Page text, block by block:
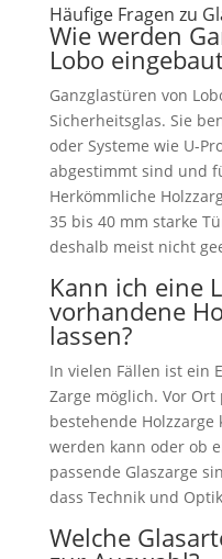
Häufige Fragen zu
Wie werden
Lobo
Ganzglastüren von
Sicherheitsglas. Sie
oder Systeme wie U-
abgestimmt sind und
Herkömmliche
35 bis 40 mm starke
deshalb meist nicht
Kann ich eine
vorhandene
lassen?
In vielen Fällen ist ein
Zarge möglich. Vor
bestehende
werden kann oder ob
passende Glaszarge
dass Technik und
Welche